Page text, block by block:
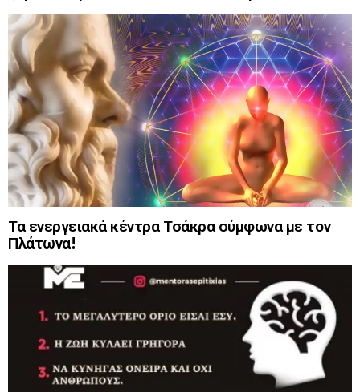
Τα ενεργειακά κέντρα Τσάκρα σύμφωνα με τον
Πλάτωνα!